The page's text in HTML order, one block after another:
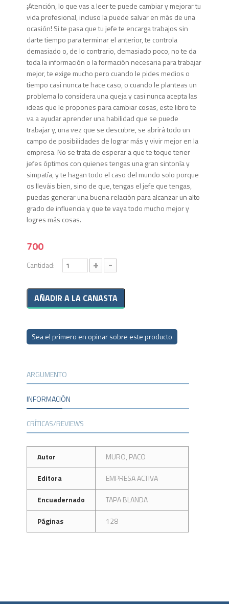
¡Atención, lo que vas a leer te puede cambiar y mejorar tu
vida profesional, incluso la puede salvar en más de una
ocasión! Si te pasa que tu jefe te encarga trabajos sin
darte tiempo para terminar el anterior, te controla
demasiado o, de lo contrario, demasiado poco, no te da
toda la información o la formación necesaria para trabajar
mejor, te exige mucho pero cuando le pides medios o
tiempo casi nunca te hace caso, o cuando le planteas un
problema lo considera una queja y casi nunca acepta las
ideas que le propones para cambiar cosas, este libro te
va a ayudar aprender una habilidad que se puede
trabajar y, una vez que se descubre, se abrirá todo un
campo de posibilidades de lograr más y vivir mejor en la
empresa. No se trata de esperar a que te toque tener
jefes óptimos con quienes tengas una gran sintonía y
simpatía, y te hagan todo el caso del mundo solo porque
os lleváis bien, sino de que, tengas el jefe que tengas,
puedas generar una buena relación para alcanzar un alto
grado de influencia y que te vaya todo mucho mejor y
logres más cosas.
700
Cantidad: + -
Sea el primero en opinar sobre este producto
ARGUMENTO
INFORMACIÓN
CRÍTICAS/REVIEWS
Autor
MURO, PACO
Editora
EMPRESA ACTIVA
Encuadernado
TAPA BLANDA
Páginas
128